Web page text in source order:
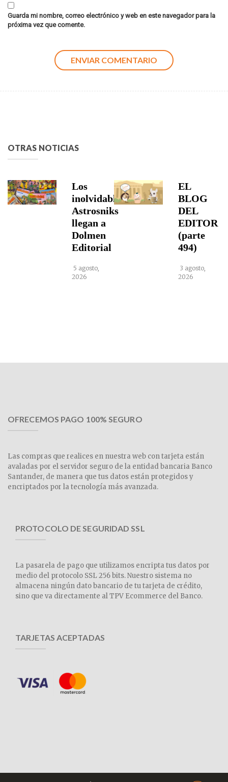
Guarda mi nombre, correo electrónico y web en este navegador para la
próxima vez que comente.
OTRAS NOTICIAS
Los
inolvidables
Astrosniks
llegan a
Dolmen
Editorial
5 agosto,
2026
EL
BLOG
DEL
EDITOR
(parte
494)
3 agosto,
2026
OFRECEMOS PAGO 100% SEGURO
Las compras que realices en nuestra web con tarjeta están
avaladas por el servidor seguro de la entidad bancaria Banco
Santander, de manera que tus datos están protegidos y
encriptados por la tecnología más avanzada.
PROTOCOLO DE SEGURIDAD SSL
La pasarela de pago que utilizamos encripta tus datos por
medio del protocolo SSL 256 bits. Nuestro sistema no
almacena ningún dato bancario de tu tarjeta de crédito,
sino que va directamente al TPV Ecommerce del Banco.
TARJETAS ACEPTADAS